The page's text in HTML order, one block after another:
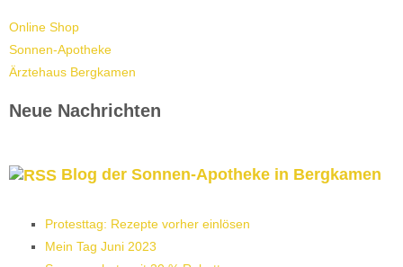
Online Shop
Sonnen-Apotheke
Ärztehaus Bergkamen
Neue Nachrichten
Blog der Sonnen-Apotheke in Bergkamen
Protesttag: Rezepte vorher einlösen
Mein Tag Juni 2023